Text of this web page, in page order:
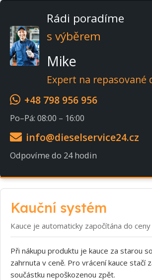
Rádi poradíme
s výběrem
Mike
Expert na repasované
+48 798 956 956
Po–Pá: 08:00 – 16:00
info@dieselservice24.cz
Odpovíme do 24 hodin
Kauční systém
Kauce je automaticky započítána do
Při nákupu produktu je kauce za starou
zahrnuta v ceně. Pro vrácení kauce stačí
součástku nepoškozenou zpět.